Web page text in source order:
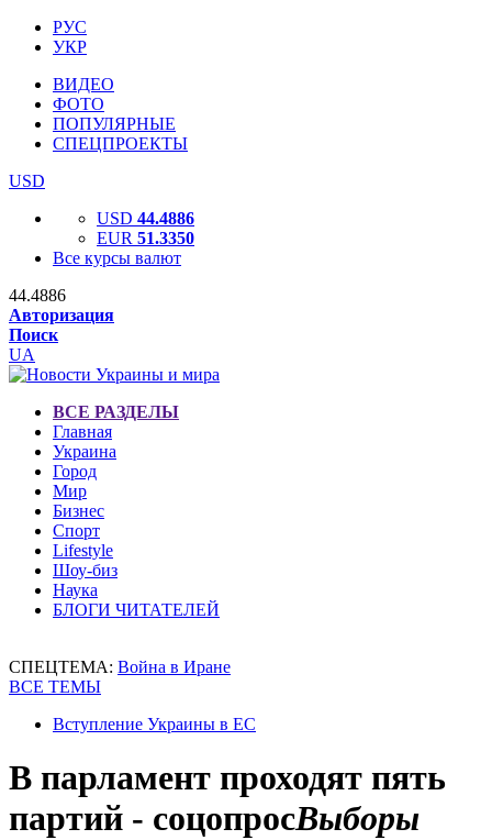
РУС
УКР
ВИДЕО
ФОТО
ПОПУЛЯРНЫЕ
СПЕЦПРОЕКТЫ
USD
USD 44.4886
EUR 51.3350
Все курсы валют
44.4886
Авторизация
Поиск
UA
ВСЕ РАЗДЕЛЫ
Главная
Украина
Город
Мир
Бизнес
Спорт
Lifestyle
Шоу-биз
Наука
БЛОГИ ЧИТАТЕЛЕЙ
СПЕЦТЕМА: Война в Иране
ВСЕ ТЕМЫ
Вступление Украины в ЕС
В парламент проходят пять
партий - соцопросВыборы